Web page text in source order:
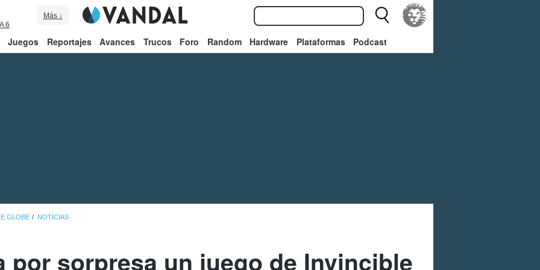
6
Más ↓
Juegos Reportajes Avances Trucos Foro Random Hardware Plataformas Podcast
GLOBE NOTICIAS
por sorpresa un juego de Invincible